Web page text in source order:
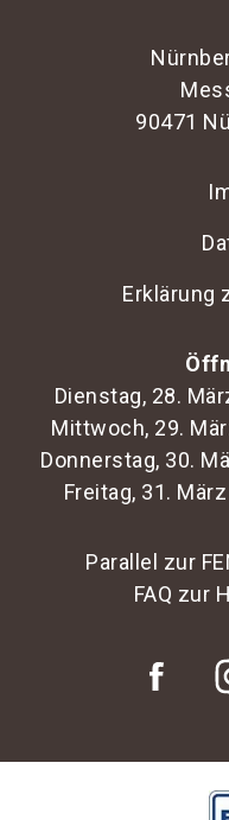
90471
Erklärung
Dienstag, 28.
Mittwoch, 29.
Donnerstag, 30.
Freitag, 31.
Parallel zur
FAQ zur